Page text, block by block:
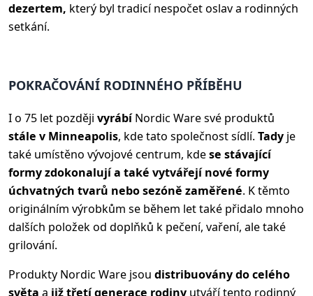
dezertem, který byl tradicí nespočet oslav a rodinných
setkání.
POKRAČOVÁNÍ RODINNÉHO PŘÍBĚHU
I o 75 let později vyrábíNordic Ware své produktů
stále v Minneapolis, kde tato společnost sídlí. Tady je
také umístěno vývojové centrum, kdese stávající
formy zdokonalují a také vytvářejí nové formy
úchvatných tvarů nebo sezóně zaměřené. K těmto
originálním výrobkům se během let také přidalo mnoho
dalších položek od doplňků k pečení, vaření, ale také
grilování.
Produkty Nordic Ware jsou distribuovány do celého
světa a již třetí generace rodiny utváří tento rodinný